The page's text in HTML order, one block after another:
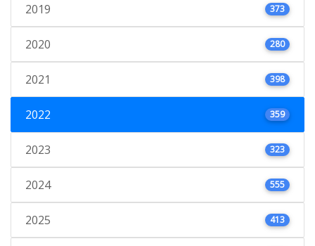
2019 373
2020 280
2021 398
2022 359
2023 323
2024 555
2025 413